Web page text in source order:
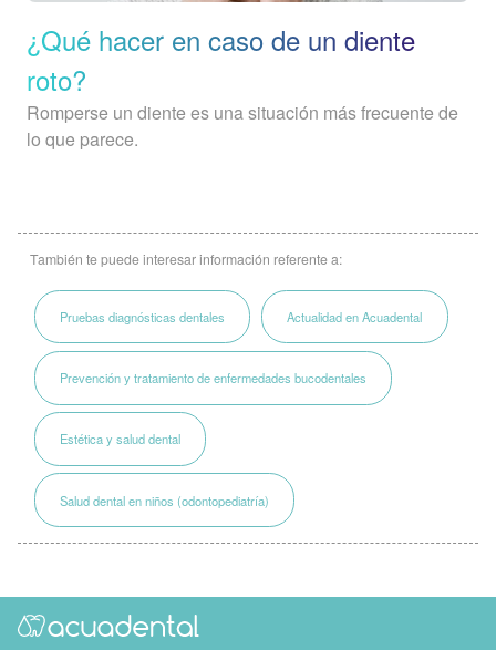
¿Qué hacer en caso de un diente
roto?
Romperse un diente es una situación más frecuente de
lo que parece.
También te puede interesar información referente a:
Pruebas diagnósticas dentales Actualidad en Acuadental
Prevención y tratamiento de enfermedades bucodentales
Estética y salud dental
Salud dental en niños (odontopediatría)